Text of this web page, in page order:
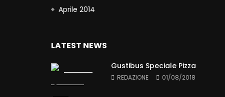
Aprile 2014
LATEST NEWS
Gustibus Speciale Pizza
REDAZIONE 01/08/2018